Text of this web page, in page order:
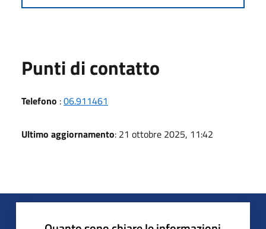
Punti di contatto
Telefono :06.911461
Ultimo aggiornamento: 21 ottobre 2025, 11:42